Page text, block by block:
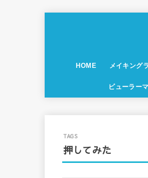
HOME メイキング
ビューラー
押してみた